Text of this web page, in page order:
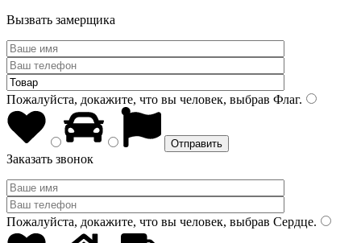
Вызвать замерщика
Пожалуйста, докажите, что вы человек, выбрав Флаг.
Заказать звонок
Пожалуйста, докажите, что вы человек, выбрав Сердце.